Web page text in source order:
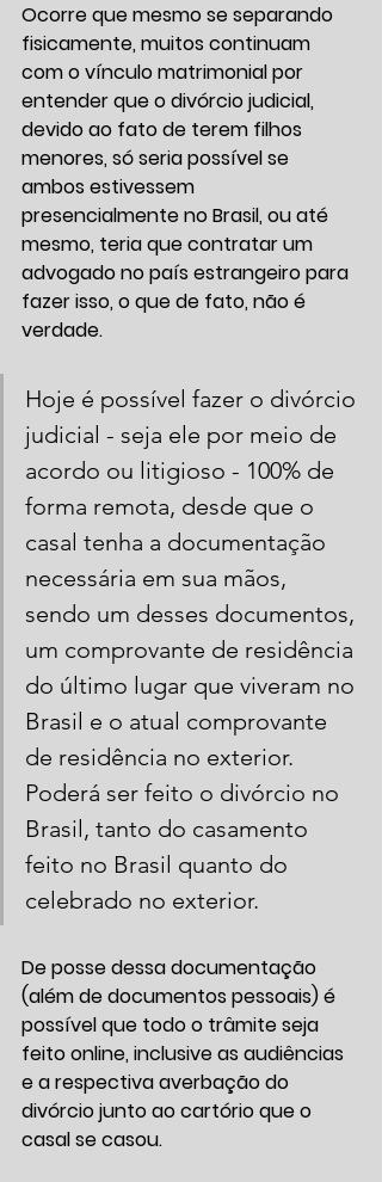
Ocorre que mesmo se separando
fisicamente, muitos continuam
com o vínculo matrimonial por
entender que o divórcio judicial,
devido ao fato de terem filhos
menores, só seria possível se
ambos estivessem
presencialmente no Brasil, ou até
mesmo, teria que contratar um
advogado no país estrangeiro para
fazer isso, o que de fato, não é
verdade.
Hoje é possível fazer o divórcio
judicial - seja ele por meio de
acordo ou litigioso - 100% de
forma remota, desde que o
casal tenha a documentação
necessária em sua mãos,
sendo um desses documentos,
um comprovante de residência
do último lugar que viveram no
Brasil e o atual comprovante
de residência no exterior.
Poderá ser feito o divórcio no
Brasil, tanto do casamento
feito no Brasil quanto do
celebrado no exterior.
De posse dessa documentação
(além de documentos pessoais) é
possível que todo o trâmite seja
feito online, inclusive as audiências
e a respectiva averbação do
divórcio junto ao cartório que o
casal se casou.